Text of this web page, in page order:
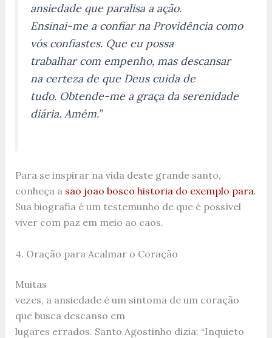
ansiedade que paralisa a ação.
Ensinai-me a confiar na Providência como
vós confiastes. Que eu possa
trabalhar com empenho, mas descansar
na certeza de que Deus cuida de
tudo. Obtende-me a graça da serenidade
diária. Amém.”
Para se inspirar na vida deste grande santo,
conheça a sao joao bosco historia do exemplo para.
Sua biografia é um testemunho de que é possível
viver com paz em meio ao caos.
4. Oração para Acalmar o Coração
Muitas
vezes, a ansiedade é um sintoma de um coração
que busca descanso em
lugares errados. Santo Agostinho dizia: “Inquieto